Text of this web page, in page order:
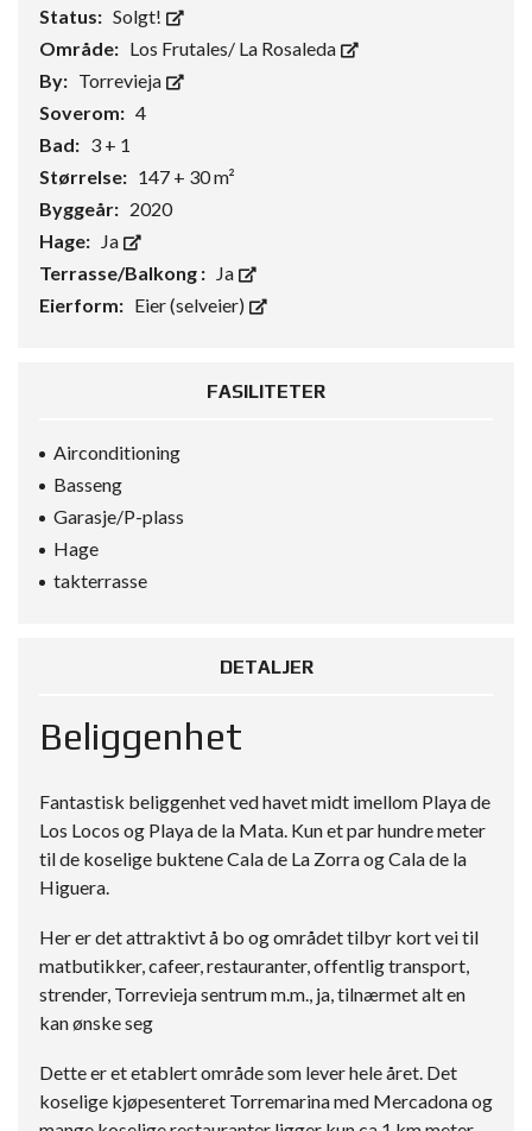
Status: Solgt!
Område: Los Frutales/ La Rosaleda
By: Torrevieja
Soverom: 4
Bad: 3 + 1
Størrelse: 147 + 30 m²
Byggeår: 2020
Hage: Ja
Terrasse/Balkong : Ja
Eierform: Eier (selveier)
FASILITETER
Airconditioning
Basseng
Garasje/P-plass
Hage
takterrasse
DETALJER
Beliggenhet
Fantastisk beliggenhet ved havet midt imellom Playa de
Los Locos og Playa de la Mata. Kun et par hundre meter
til de koselige buktene Cala de La Zorra og Cala de la
Higuera.
Her er det attraktivt å bo og området tilbyr kort vei til
matbutikker, cafeer, restauranter, offentlig transport,
strender, Torrevieja sentrum m.m., ja, tilnærmet alt en
kan ønske seg
Dette er et etablert område som lever hele året. Det
koselige kjøpesenteret Torremarina med Mercadona og